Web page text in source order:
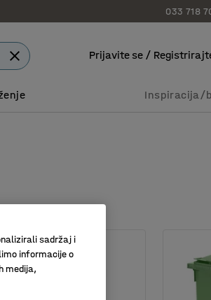
033 718
Prijavite se /
Inspiracija/
sadržaj i
informacije o
medija,